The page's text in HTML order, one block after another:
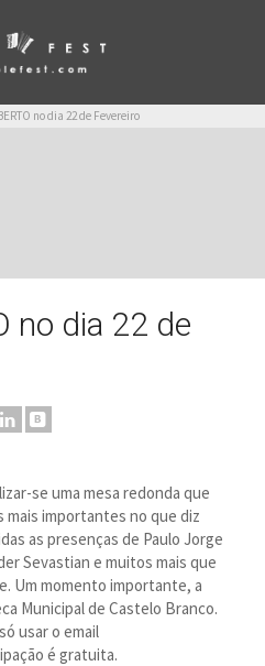
no dia 22 de Fevereiro
no dia 22 de
se uma mesa redonda que
mais importantes no que diz
as presenças de Paulo Jorge
Sevastian e muitos mais que
Um momento importante, a
Municipal de Castelo Branco.
usar o email
é gratuita.